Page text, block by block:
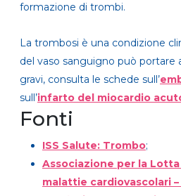
formazione di trombi.
La trombosi è una condizione
del vaso sanguigno può portare
gravi, consulta le schede sull’
sull’infarto del miocardio
Fonti
ISS Salute: Trombo;
Associazione per la
malattie cardiovascolari